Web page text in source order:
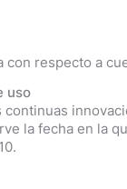
ESPECIALIZADAS
respecto a
uso
la fecha en la